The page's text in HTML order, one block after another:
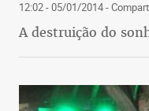
12:02 - 05/01/2014-
A destruição do